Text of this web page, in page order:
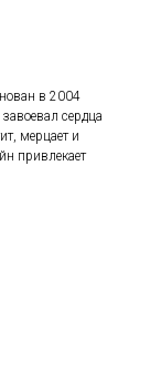
в 2004
сердца
мерцает и
привлекает